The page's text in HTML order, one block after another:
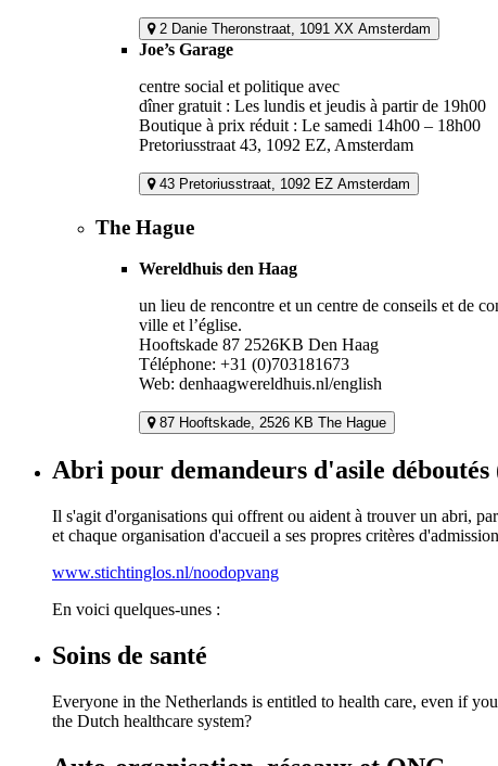
2 Danie Theronstraat, 1091 XX Amsterdam
Joe’s Garage
centre social et politique avec
dîner gratuit : Les lundis et jeudis à partir de 19h00
Boutique à prix réduit : Le samedi 14h00 – 18h00
Pretoriusstraat 43, 1092 EZ, Amsterdam
43 Pretoriusstraat, 1092 EZ Amsterdam
The Hague
Wereldhuis den Haag
un lieu de rencontre et un centre de conseils et de
ville et l’église.
Hooftskade 87 2526KB Den Haag
Téléphone: +31 (0)703181673
Web: denhaagwereldhuis.nl/english
87 Hooftskade, 2526 KB The Hague
Abri pour demandeurs d'asile
Il s'agit d'organisations qui offrent ou aident à trouver un abri,
et chaque organisation d'accueil a ses propres critères
www.stichtinglos.nl/noodopvang
En voici quelques-unes :
Soins de santé
Everyone in the Netherlands is entitled to health care, even if
the Dutch healthcare system?